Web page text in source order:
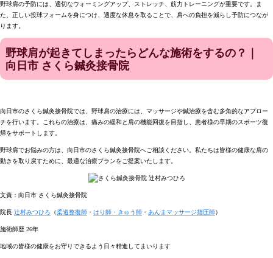
野球肩の予防には、適切なウォーミングアップ、ストレッチ、筋力トレーニングが重要です。ま
た、正しい投球フォームを身につけ、適度な休息を取ることで、肩への負担を減らし予防につなが
ります。
野球肩が起きてしまったらどんな施術をするの？｜
向日市 さくら鍼灸接骨院
向日市のさくら鍼灸接骨院では、野球肩の治療には、マッサージや鍼治療を含む多角的なアプロー
チを行います。これらの治療は、痛みの緩和と肩の機能回復を目指し、患者様の早期のスポーツ復
帰をサポートします。
野球肩でお悩みの方は、向日市のさくら鍼灸接骨院へご相談ください。私たちは皆様の健康な肩の
動きを取り戻すために、最適な治療プランをご提案いたします。
文責：向日市 さくら鍼灸接骨院
院長 辻村みつひろ （柔道整復師 ・ はり師・きゅう師 ・ あんまマッサージ指圧師）
施術師歴 26年
地域の皆様の健康をお守りできるよう日々精進してまいります